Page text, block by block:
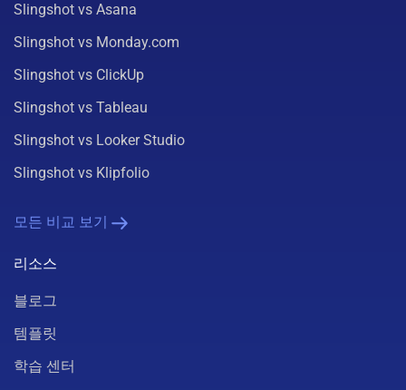
Slingshot vs Asana
Slingshot vs Monday.com
Slingshot vs ClickUp
Slingshot vs Tableau
Slingshot vs Looker Studio
Slingshot vs Klipfolio
모든 비교 보기
리소스
블로그
템플릿
학습 센터